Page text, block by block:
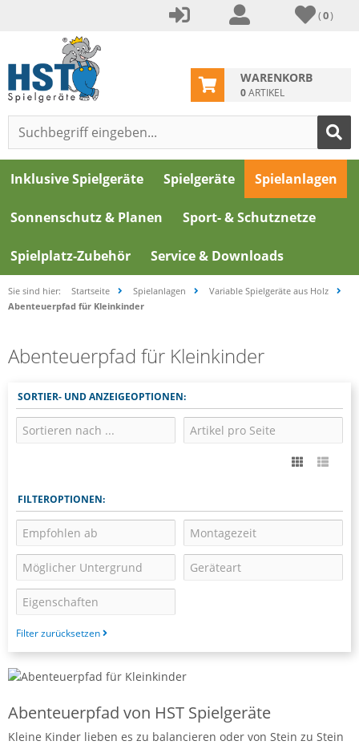
(0)
WARENKORB
0ARTIKEL
Inklusive Spielgeräte Spielgeräte Spielanlagen
Sonnenschutz & Planen Sport- & Schutznetze
Spielplatz-Zubehör Service & Downloads
Sie sind hier: Startseite Spielanlagen
Variable Spielgeräte aus Holz
Abenteuerpfad für Kleinkinder
Abenteuerpfad für Kleinkinder
SORTIER- UND ANZEIGEOPTIONEN:
FILTEROPTIONEN:
Filter zurücksetzen
Abenteuerpfad von HST Spielgeräte
Kleine Kinder lieben es zu balancieren oder von Stein zu Stein